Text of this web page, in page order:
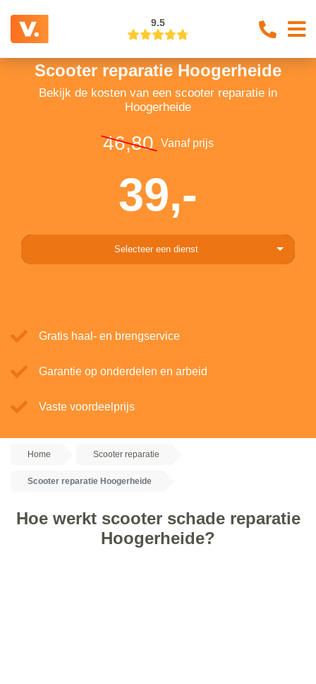
9.5
Scooter reparatie Hoogerheide
Bekijk de kosten van een scooter reparatie in
Hoogerheide
46,80 Vanaf prijs
39,-
Selecteer een dienst
Gratis haal- en brengservice
Garantie op onderdelen en arbeid
Vaste voordeelprijs
Home Scooter reparatie
Scooter reparatie Hoogerheide
Hoe werkt scooter schade reparatie
Hoogerheide?